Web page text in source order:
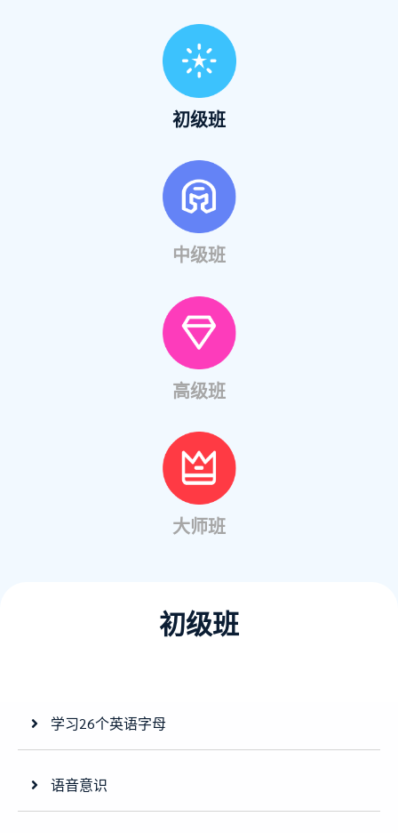
初级班
中级班
高级班
大师班
初级班
学习26个英语字母
语音意识